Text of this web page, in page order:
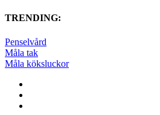
TRENDING:
Penselvård
Måla tak
Måla köksluckor